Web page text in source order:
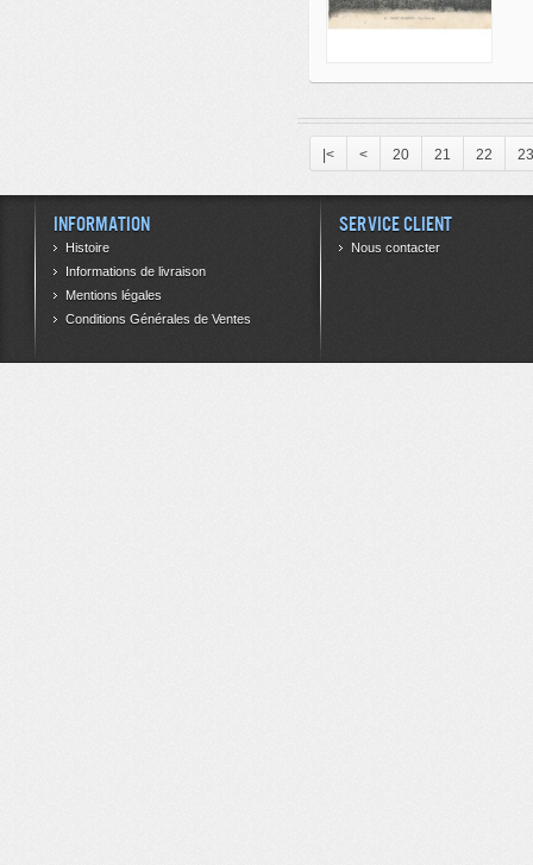
|< < 20 21 22 23
Information
Histoire
Informations de livraison
Mentions légales
Conditions Générales de Ventes
Service client
Nous contacter